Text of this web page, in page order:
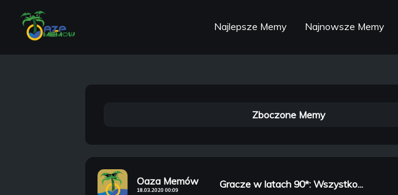
Najlepsze Memy Najnowsze Memy
Zboczone Memy
Oaza Memów
18.03.2020 00:09 Gracze w latach 90*: Wszystko...